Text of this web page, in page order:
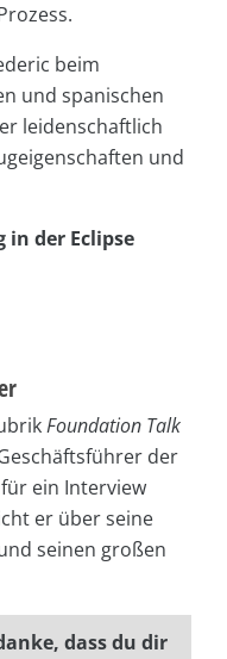
beim
und spanischen
leidenschaftlich
und
in der Eclipse
Foundation Talk
der
ein Interview
er über seine
seinen großen
dass du dir